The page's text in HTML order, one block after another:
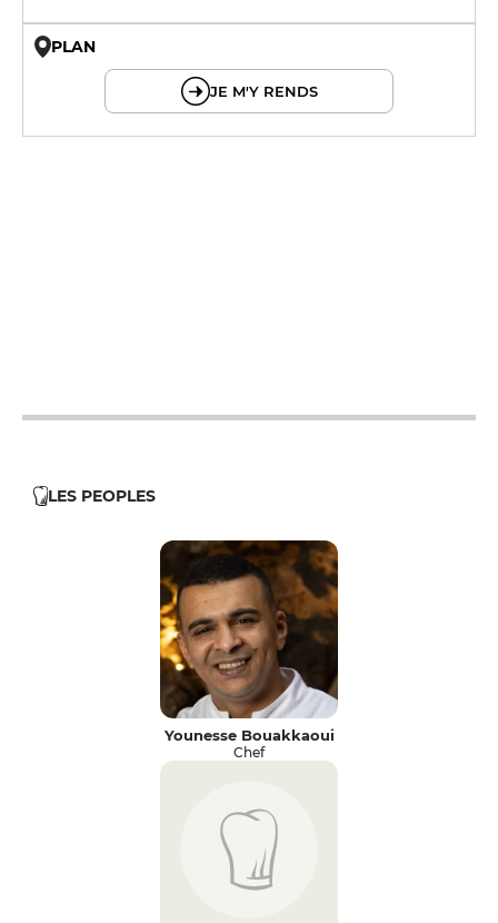
PLAN
JE M'Y RENDS
LES PEOPLES
Younesse Bouakkaoui
Chef